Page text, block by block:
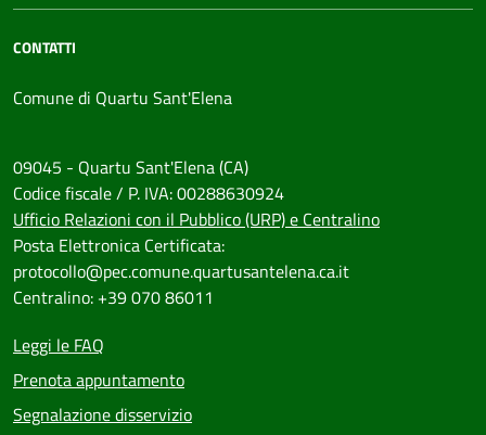
CONTATTI
Comune di Quartu Sant'Elena
09045 - Quartu Sant'Elena (CA)
Codice fiscale / P. IVA: 00288630924
Ufficio Relazioni con il Pubblico (URP) e Centralino
Posta Elettronica Certificata:
protocollo@pec.comune.quartusantelena.ca.it
Centralino: +39 070 86011
Leggi le FAQ
Prenota appuntamento
Segnalazione disservizio